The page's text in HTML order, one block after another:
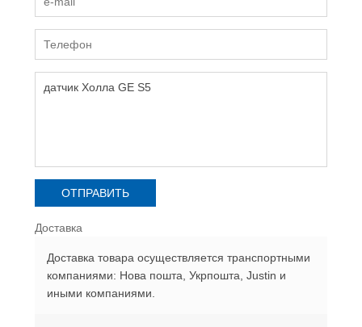
Доставка
Доставка товара осуществляется транспортными
компаниями: Нова пошта, Укрпошта, Justin и
иными компаниями.